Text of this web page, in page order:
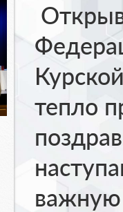
тепло